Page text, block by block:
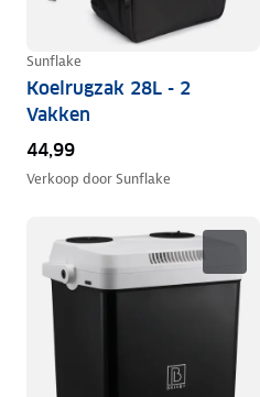
Sunflake
Koelrugzak 28L - 2
Vakken
44,99
Verkoop doorSunflake